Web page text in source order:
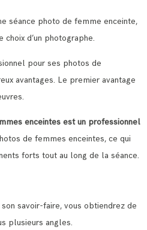
séance photo de femme enceinte,
d’un photographe.
pour ses photos de
avantages. Le premier avantage
enceintes est un professionnel
de femmes enceintes, ce qui
forts tout au long de la séance.
savoir-faire, vous obtiendrez de
plusieurs angles.